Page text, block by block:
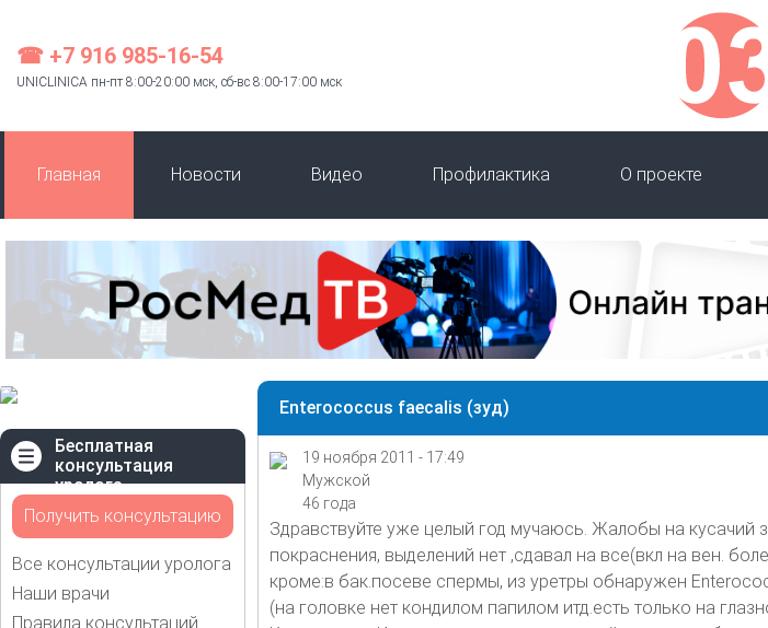
☎ +7 916 985-16-54
UNICLINICA пн-пт 8:00-20:00 мск, сб-вс 8:00-17:00 мск
Главная Новости Видео Профилактика О проекте
Бесплатная
консультация
уролога
Получить консультацию
Все консультации уролога
Наши врачи
Правила консультаций
Enterococcus faecalis (зуд)
19 ноября 2011 - 17:49
Мужской
46 года
Здравствуйте уже целый год мучаюсь. Жалобы на кусачий
покраснения, выделений нет ,сдавал на все(вкл на вен.
кроме:в бак.посеве спермы, из уретры обнаружен
(на головке нет кондилом папилом итд.есть только на